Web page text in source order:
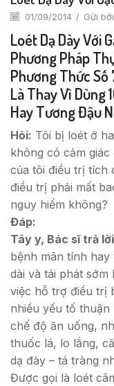
01/09/2014 / Gửi bởi
Loét Dạ Dày Với
Phương Pháp
Phương Thức Số
Là Thay Vì Dùng
Hay Tương Đậu
Hỏi: Tôi bị loét ở
không có cảm
của tôi điều trị tích
điều trị phải mất
nguy hiểm không?
Đáp:
Tây y, Bác sĩ trả lời
bệnh mãn tính
dài và tái phát
việc hỗ trợ điều trị
nhiều yếu tố thuận
chế độ ăn uống,
thuốc lá, lo lắng,
dạ đày – tá tràng
Được gọi là loét